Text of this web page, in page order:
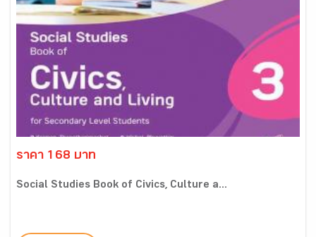
ราคา 168 บาท
Social Studies Book of Civics, Culture a...